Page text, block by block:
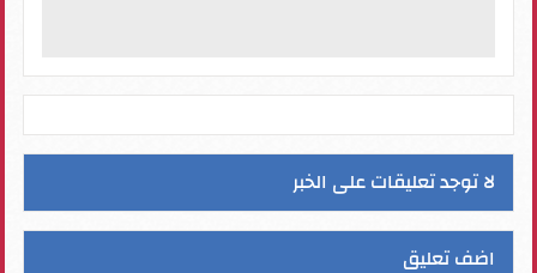
لا توجد تعليقات على الخبر
اضف تعليق